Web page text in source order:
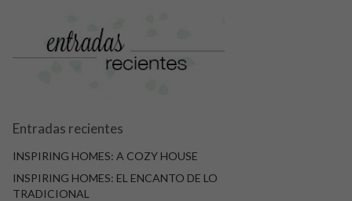
Entradas recientes
INSPIRING HOMES: A COZY HOUSE
INSPIRING HOMES: EL ENCANTO DE LO
TRADICIONAL